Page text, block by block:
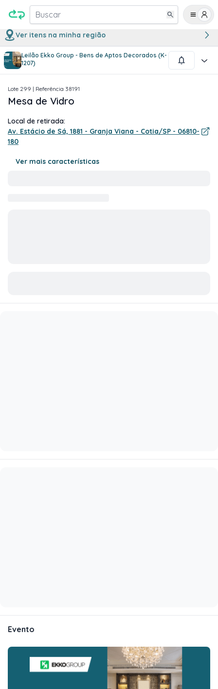
Buscar
Ver itens na minha região
Leilão Ekko Group - Bens de Aptos Decorados (K-
1207)
1/1
Lote 299 | Referência 38191
Mesa de Vidro
Local de retirada:
Av. Estácio de Sá, 1881 - Granja Viana - Cotia/SP - 06810-
180
Ver mais características
Evento